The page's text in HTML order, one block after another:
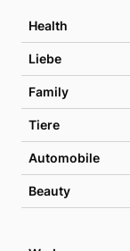
Health
Liebe
Family
Tiere
Automobile
Beauty